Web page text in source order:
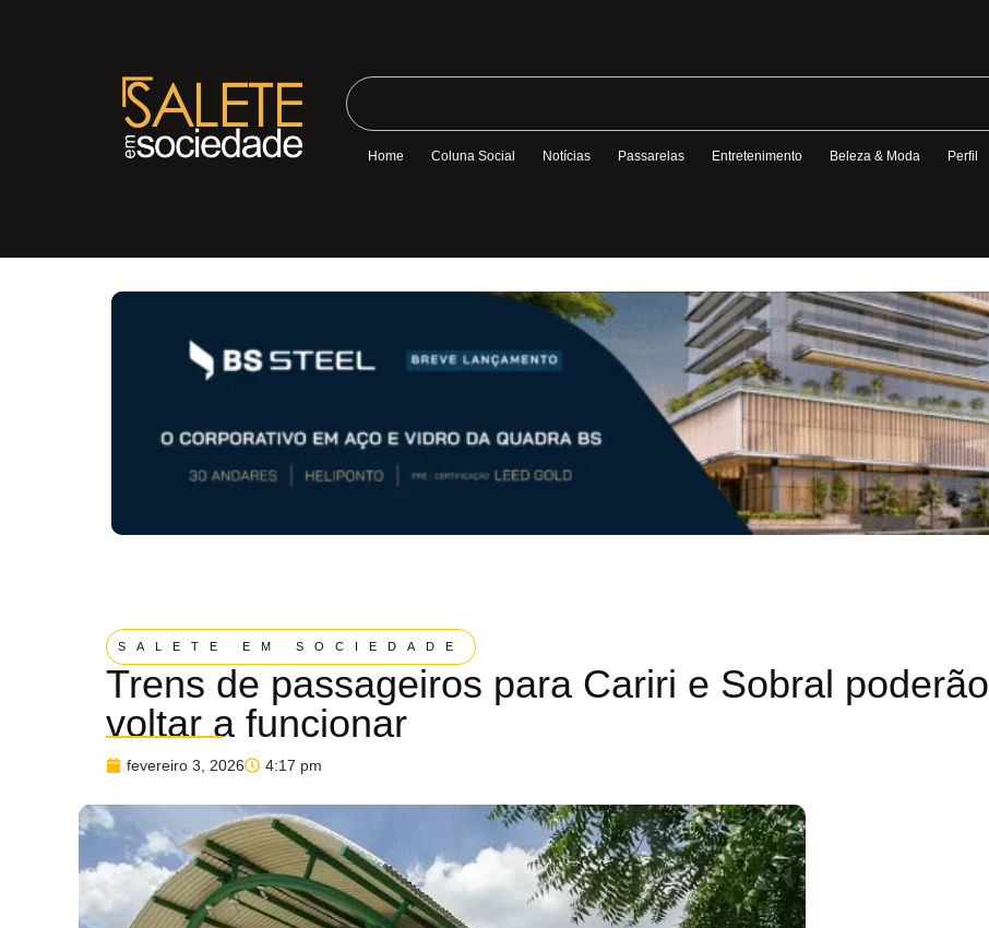
Home Coluna Social Notícias Passarelas Entretenimento Beleza & Moda Perfil
SALETE EM SOCIEDADE
Trens de passageiros para Cariri e Sobral poderão
voltar a funcionar
fevereiro 3, 2026 4:17 pm